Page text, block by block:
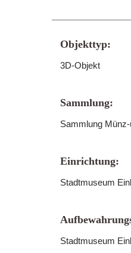
Objekttyp:
3D-Objekt
Sammlung:
Sammlung
Einrichtung:
Stadtmuseum
Stadtmuseum